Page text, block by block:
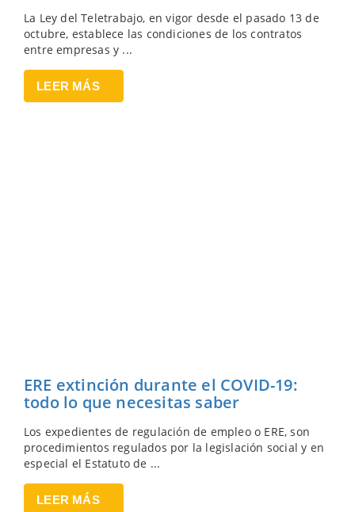
La Ley del Teletrabajo, en vigor desde el pasado 13 de
octubre, establece las condiciones de los contratos
entre empresas y ...
LEER MÁS
ERE extinción durante el COVID-19:
todo lo que necesitas saber
Los expedientes de regulación de empleo o ERE, son
procedimientos regulados por la legislación social y en
especial el Estatuto de ...
LEER MÁS